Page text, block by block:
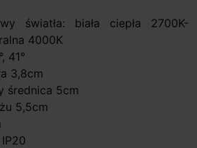
światła: biała ciepła 2700K-
4000K
41°
3,8cm
średnica 5cm
5,5cm